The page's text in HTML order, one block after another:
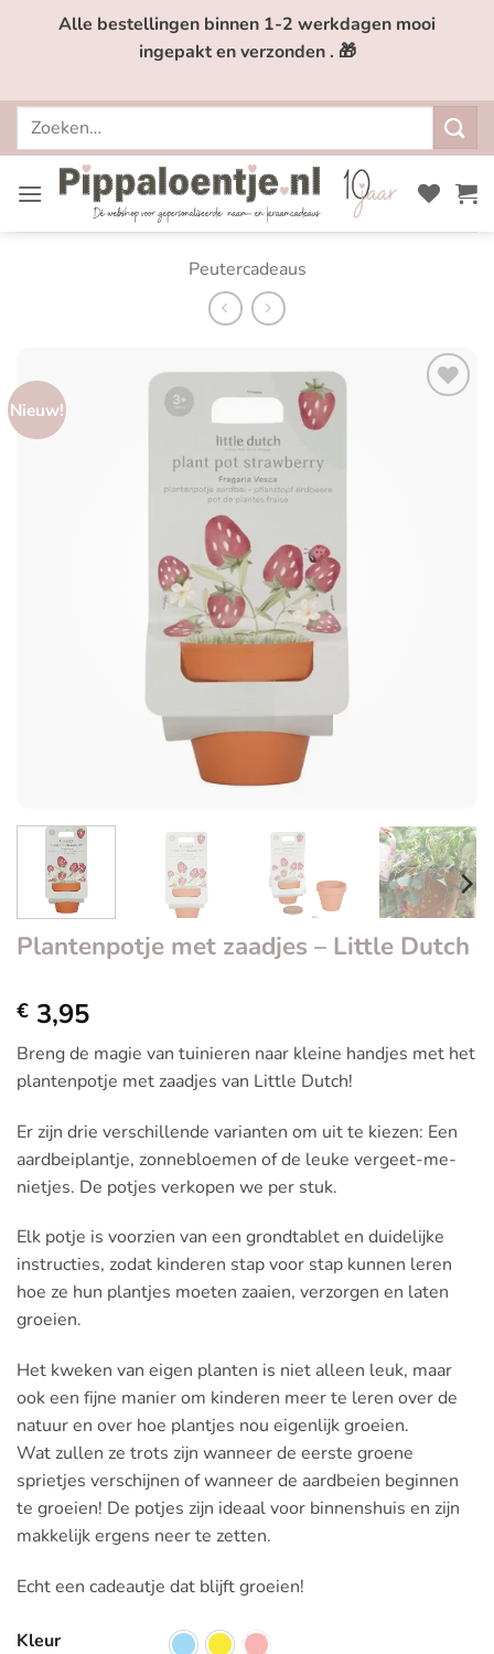
Alle bestellingen binnen 1-2 werkdagen mooi
ingepakt en verzonden . 🎁
Zoeken
Peutercadeaus
Nieuw!
Plantenpotje met zaadjes – Little Dutch
€ 3,95
Breng de magie van tuinieren naar kleine handjes met het
plantenpotje met zaadjes van Little Dutch!
Er zijn drie verschillende varianten om uit te kiezen: Een
aardbeiplantje, zonnebloemen of de leuke vergeet-me-
nietjes. De potjes verkopen we per stuk.
Elk potje is voorzien van een grondtablet en duidelijke
instructies, zodat kinderen stap voor stap kunnen leren
hoe ze hun plantjes moeten zaaien, verzorgen en laten
groeien.
Het kweken van eigen planten is niet alleen leuk, maar
ook een fijne manier om kinderen meer te leren over de
natuur en over hoe plantjes nou eigenlijk groeien.
Wat zullen ze trots zijn wanneer de eerste groene
sprietjes verschijnen of wanneer de aardbeien beginnen
te groeien! De potjes zijn ideaal voor binnenshuis en zijn
makkelijk ergens neer te zetten.
Echt een cadeautje dat blijft groeien!
Kleur